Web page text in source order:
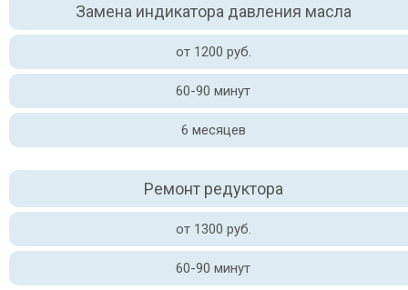
Замена индикатора давления масла
от 1200 руб.
60-90 минут
6 месяцев
Ремонт редуктора
от 1300 руб.
60-90 минут